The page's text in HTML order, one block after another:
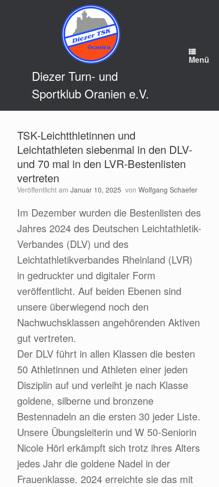
Diezer Turn- und
Sportklub Oranien e.V.
Menü
TSK-Leichtthletinnen und
Leichtathleten siebenmal in den DLV-
und 70 mal in den LVR-Bestenlisten
vertreten
Veröffentlicht am Januar 10, 2025 von Wolfgang Schaefer
Im Dezember wurden die Bestenlisten des
Jahres 2024 des Deutschen Leichtathletik-
Verbandes (DLV) und des
Leichtathletikverbandes Rheinland (LVR)
in gedruckter und digitaler Form
veröffentlicht. Auf beiden Ebenen sind
unsere überwiegend noch den
Nachwuchsklassen angehörenden Aktiven
gut vertreten.
Der DLV führt in allen Klassen die besten
50 Athletinnen und Athleten einer jeden
Disziplin auf und verleiht je nach Klasse
goldene, silberne und bronzene
Bestennadeln an die ersten 30 jeder Liste.
Unsere Übungsleiterin und W 50-Seniorin
Nicole Hörl erkämpft sich trotz ihres Alters
jedes Jahr die goldene Nadel in der
Frauenklasse. 2024 erreichte sie das mit